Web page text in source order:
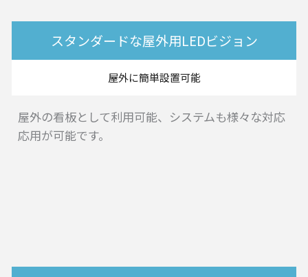
スタンダードな屋外用LEDビジョン
屋外に簡単設置可能
屋外の看板として利用可能、システムも様々な対応
応用が可能です。